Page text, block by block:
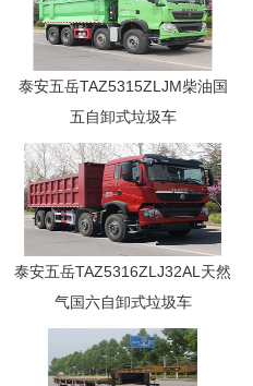
泰安五岳TAZ5315ZLJM柴油国
五自卸式垃圾车
泰安五岳TAZ5316ZLJ32AL天然
气国六自卸式垃圾车